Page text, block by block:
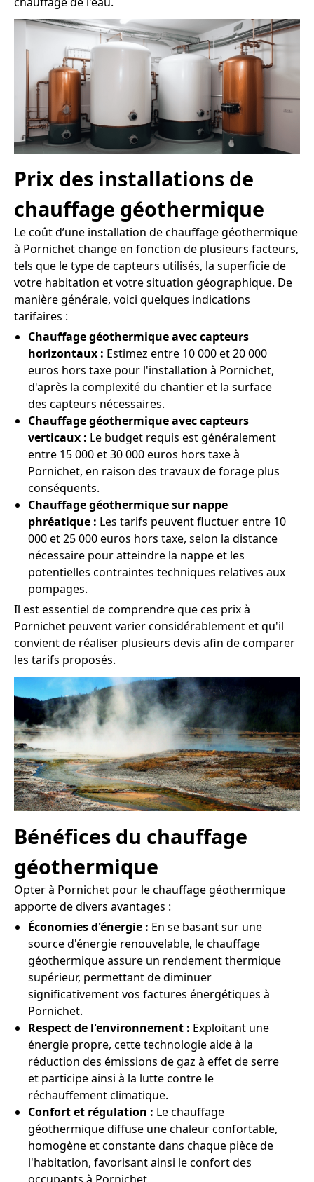
Prix des installations de
chauffage géothermique
Le coût d’une installation de chauffage géothermique
à Pornichet change en fonction de plusieurs facteurs,
tels que le type de capteurs utilisés, la superficie de
votre habitation et votre situation géographique. De
manière générale, voici quelques indications
tarifaires :
Chauffage géothermique avec capteurs
horizontaux : Estimez entre 10 000 et 20 000
euros hors taxe pour l'installation à Pornichet,
d'après la complexité du chantier et la surface
des capteurs nécessaires.
Chauffage géothermique avec capteurs
verticaux : Le budget requis est généralement
entre 15 000 et 30 000 euros hors taxe à
Pornichet, en raison des travaux de forage plus
conséquents.
Chauffage géothermique sur nappe
phréatique : Les tarifs peuvent fluctuer entre 10
000 et 25 000 euros hors taxe, selon la distance
nécessaire pour atteindre la nappe et les
potentielles contraintes techniques relatives aux
pompages.
Il est essentiel de comprendre que ces prix à
Pornichet peuvent varier considérablement et qu'il
convient de réaliser plusieurs devis afin de comparer
les tarifs proposés.
Bénéfices du chauffage
géothermique
Opter à Pornichet pour le chauffage géothermique
apporte de divers avantages :
Économies d'énergie : En se basant sur une
source d'énergie renouvelable, le chauffage
géothermique assure un rendement thermique
supérieur, permettant de diminuer
significativement vos factures énergétiques à
Pornichet.
Respect de l'environnement : Exploitant une
énergie propre, cette technologie aide à la
réduction des émissions de gaz à effet de serre
et participe ainsi à la lutte contre le
réchauffement climatique.
Confort et régulation : Le chauffage
géothermique diffuse une chaleur confortable,
homogène et constante dans chaque pièce de
l'habitation, favorisant ainsi le confort des